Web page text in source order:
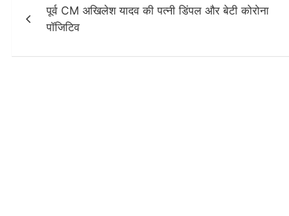
o
k
p
navigation
पूर्व CM अखिलेश यादव की पत्नी डिंपल और बेटी कोरोना
पॉजिटिव